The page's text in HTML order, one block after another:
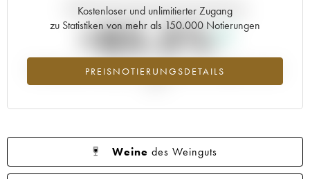
Kostenloser und unlimitierter Zugang
zu Statistiken von mehr als 150.000 Notierungen
PREISNOTIERUNGSDETAILS
Aktuelle Entwicklung der Preisnotierung
+85.5%
Preisanstiegs des Jahrgangs ---- im Jahr 2026 im Vergleich zum Jahr
Weine des Weinguts